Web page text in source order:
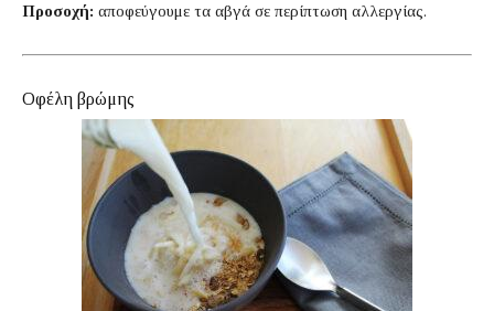
Προσοχή: αποφεύγουμε τα αβγά σε περίπτωση αλλεργίας.
Οφέλη βρώμης